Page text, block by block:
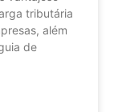
tributária
além
de